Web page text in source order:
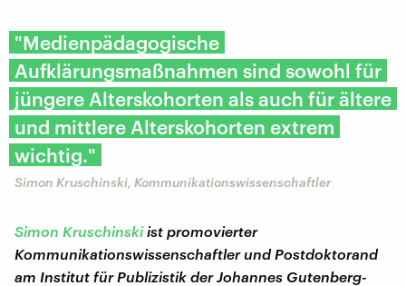
"Medienpädagogische
Aufklärungsmaßnahmen sind sowohl für
jüngere Alterskohorten als auch für ältere
und mittlere Alterskohorten extrem
wichtig."
Simon Kruschinski, Kommunikationswissenschaftler
Simon Kruschinskiist promovierter
Kommunikationswissenschaftler und Postdoktorand
am Institut für Publizistik der Johannes Gutenberg-